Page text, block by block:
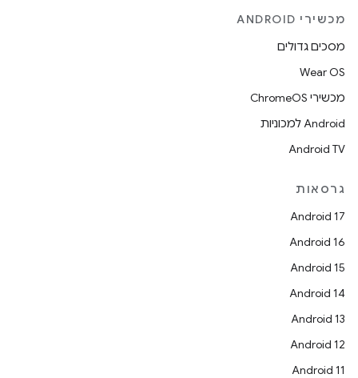
מכשירי ANDROID
מסכים גדולים
Wear OS
מכשירי ChromeOS
Android למכוניות
Android TV
גרסאות
Android 17
Android 16
Android 15
Android 14
Android 13
Android 12
Android 11